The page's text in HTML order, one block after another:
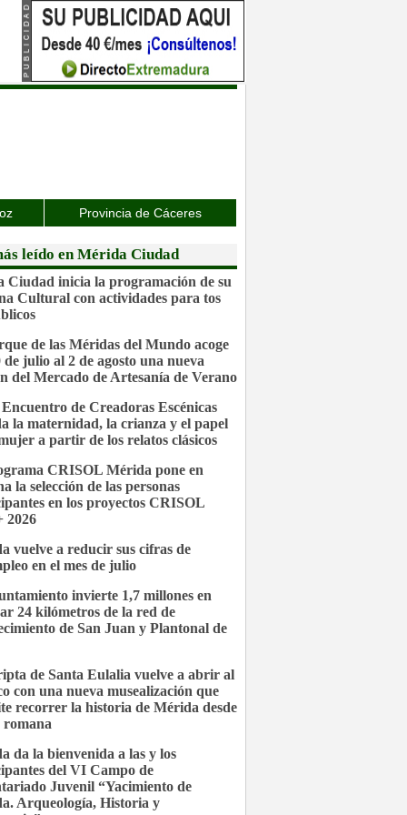
Provincia de Cáceres
leído en Mérida Ciudad
Ciudad inicia la programación de su
Cultural con actividades para tos
de las Méridas del Mundo acoge
de julio al 2 de agosto una nueva
del Mercado de Artesanía de Verano
de Creadoras Escénicas
la maternidad, la crianza y el papel
a partir de los relatos clásicos
CRISOL Mérida pone en
la selección de las personas
en los proyectos CRISOL
2026
vuelve a reducir sus cifras de
en el mes de julio
invierte 1,7 millones en
24 kilómetros de la red de
de San Juan y Plantonal de
de Santa Eulalia vuelve a abrir al
con una nueva musealización que
recorrer la historia de Mérida desde
romana
da la bienvenida a las y los
del VI Campo de
Juvenil “Yacimiento de
Arqueología, Historia y